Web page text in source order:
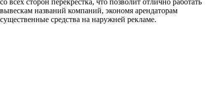
вывескам названий компаний, экономя арендаторам
существенные средства на наружней рекламе.